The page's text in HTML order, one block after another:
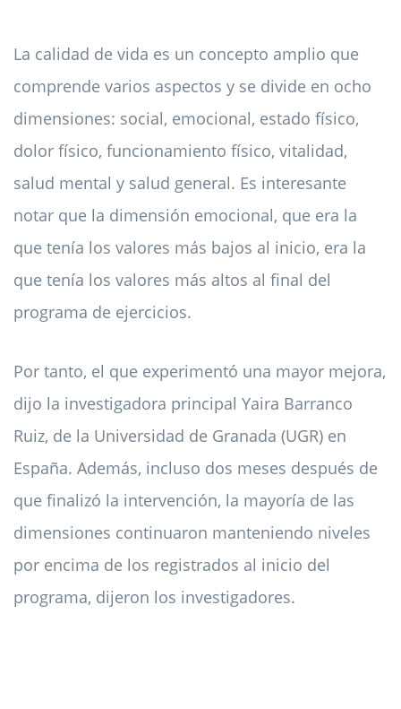
La calidad de vida es un concepto amplio que
comprende varios aspectos y se divide en ocho
dimensiones: social, emocional, estado físico,
dolor físico, funcionamiento físico, vitalidad,
salud mental y salud general. Es interesante
notar que la dimensión emocional, que era la
que tenía los valores más bajos al inicio, era la
que tenía los valores más altos al final del
programa de ejercicios.
Por tanto, el que experimentó una mayor mejora,
dijo la investigadora principal Yaira Barranco
Ruiz, de la Universidad de Granada (UGR) en
España. Además, incluso dos meses después de
que finalizó la intervención, la mayoría de las
dimensiones continuaron manteniendo niveles
por encima de los registrados al inicio del
programa, dijeron los investigadores.